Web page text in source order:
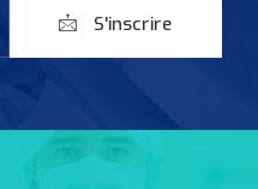
S'inscrire